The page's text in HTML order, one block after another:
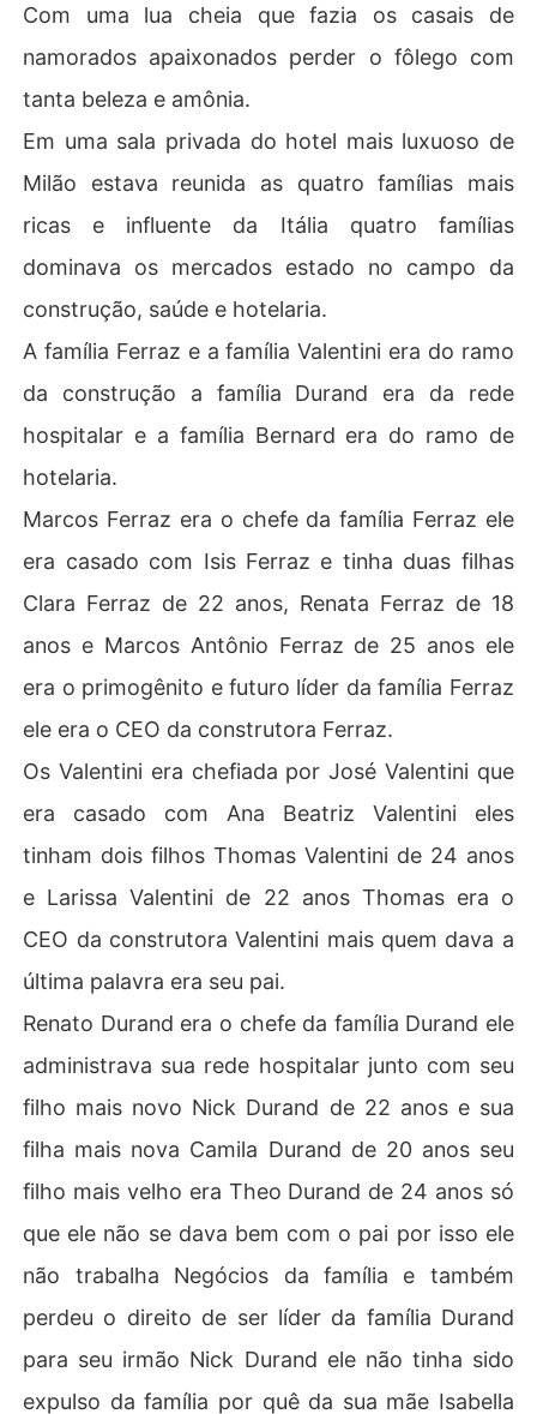
Com uma lua cheia que fazia os casais de
namorados apaixonados perder o fôlego com
tanta beleza e amônia.
Em uma sala privada do hotel mais luxuoso de
Milão estava reunida as quatro famílias mais
ricas e influente da Itália quatro famílias
dominava os mercados estado no campo da
construção, saúde e hotelaria.
A família Ferraz e a família Valentini era do ramo
da construção a família Durand era da rede
hospitalar e a família Bernard era do ramo de
hotelaria.
Marcos Ferraz era o chefe da família Ferraz ele
era casado com Isis Ferraz e tinha duas filhas
Clara Ferraz de 22 anos, Renata Ferraz de 18
anos e Marcos Antônio Ferraz de 25 anos ele
era o primogênito e futuro líder da família Ferraz
ele era o CEO da construtora Ferraz.
Os Valentini era chefiada por José Valentini que
era casado com Ana Beatriz Valentini eles
tinham dois filhos Thomas Valentini de 24 anos
e Larissa Valentini de 22 anos Thomas era o
CEO da construtora Valentini mais quem dava a
última palavra era seu pai.
Renato Durand era o chefe da família Durand ele
administrava sua rede hospitalar junto com seu
filho mais novo Nick Durand de 22 anos e sua
filha mais nova Camila Durand de 20 anos seu
filho mais velho era Theo Durand de 24 anos só
que ele não se dava bem com o pai por isso ele
não trabalha Negócios da família e também
perdeu o direito de ser líder da família Durand
para seu irmão Nick Durand ele não tinha sido
expulso da família por quê da sua mãe Isabella